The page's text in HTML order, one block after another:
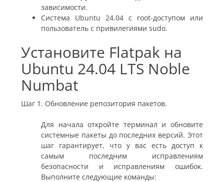
зависимости.
Система Ubuntu 24.04 с root-доступом или
пользователь с привилегиями sudo.
Установите Flatpak на
Ubuntu 24.04 LTS Noble
Numbat
Шаг 1. Обновление репозитория пакетов.
Для начала откройте терминал и обновите
системные пакеты до последних версий. Этот
шаг гарантирует, что у вас есть доступ к
самым последним исправлениям
безопасности и исправлениям ошибок.
Выполните следующие команды: